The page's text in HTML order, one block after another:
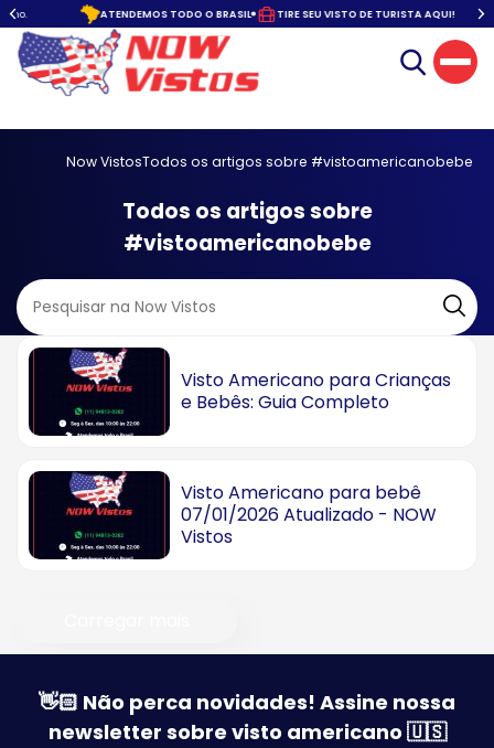
ATENDEMOS TODO O BRASIL TIRE SEU VISTO DE TURISTA AQUI!
Now VistosTodos os artigos sobre #vistoamericanobebe
Todos os artigos sobre
#vistoamericanobebe
Visto Americano para Crianças
e Bebês: Guia Completo
Visto Americano para bebê
07/01/2026 Atualizado - NOW
Vistos
👋🏻 Não perca novidades! Assine nossa
newsletter sobre visto americano 🇺🇸